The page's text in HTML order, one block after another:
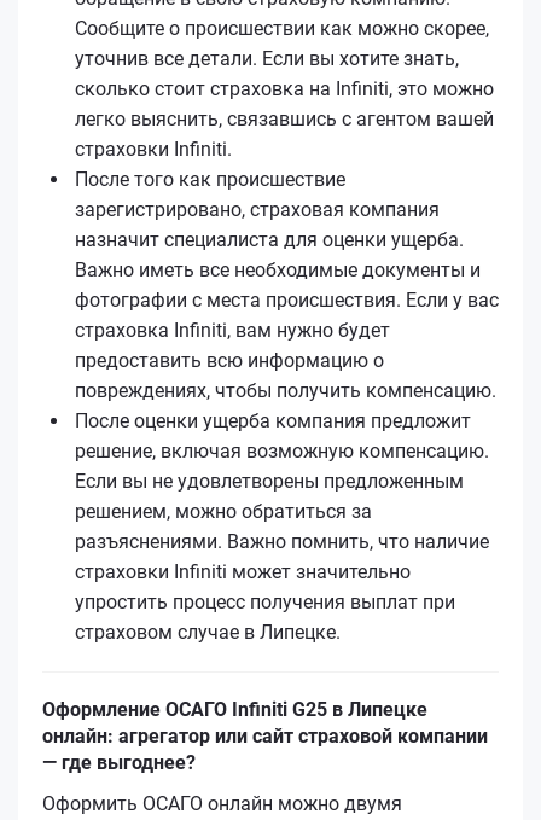
Сообщите о происшествии как можно скорее,
уточнив все детали. Если вы хотите знать,
сколько стоит страховка на Infiniti, это можно
легко выяснить, связавшись с агентом вашей
страховки Infiniti.
После того как происшествие
зарегистрировано, страховая компания
назначит специалиста для оценки ущерба.
Важно иметь все необходимые документы и
фотографии с места происшествия. Если у вас
страховка Infiniti, вам нужно будет
предоставить всю информацию о
повреждениях, чтобы получить компенсацию.
После оценки ущерба компания предложит
решение, включая возможную компенсацию.
Если вы не удовлетворены предложенным
решением, можно обратиться за
разъяснениями. Важно помнить, что наличие
страховки Infiniti может значительно
упростить процесс получения выплат при
страховом случае в Липецке.
Оформление ОСАГО Infiniti G25 в Липецке
онлайн: агрегатор или сайт страховой компании
— где выгоднее?
Оформить ОСАГО онлайн можно двумя